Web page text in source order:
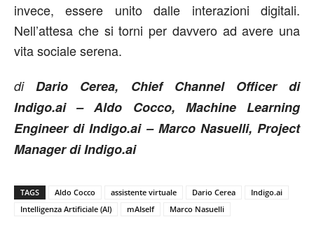
invece, essere unito dalle interazioni digitali.
Nell’attesa che si torni per davvero ad avere una
vita sociale serena.
diDario Cerea, Chief Channel Officer di
Indigo.ai – Aldo Cocco, Machine Learning
Engineer di Indigo.ai – Marco Nasuelli, Project
Manager di Indigo.ai
TAGS Aldo Cocco assistente virtuale Dario Cerea
Indigo.ai
Intelligenza Artificiale (AI)
mAIself Marco Nasuelli